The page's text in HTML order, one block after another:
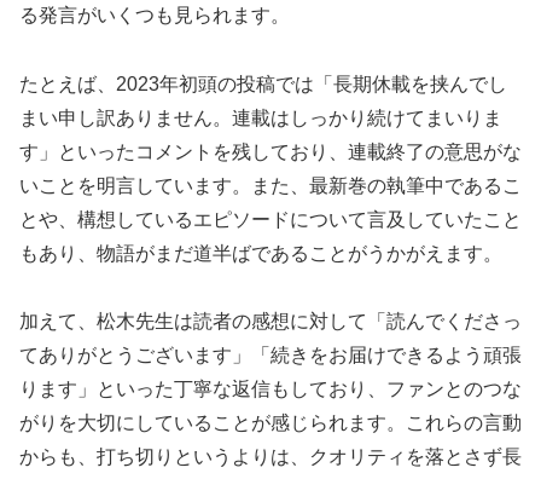
る発言がいくつも見られます。
たとえば、2023年初頭の投稿では「長期休載を挟んでし
まい申し訳ありません。連載はしっかり続けてまいりま
す」といったコメントを残しており、連載終了の意思がな
いことを明言しています。また、最新巻の執筆中であるこ
とや、構想しているエピソードについて言及していたこと
もあり、物語がまだ道半ばであることがうかがえます。
加えて、松木先生は読者の感想に対して「読んでくださっ
てありがとうございます」「続きをお届けできるよう頑張
ります」といった丁寧な返信もしており、ファンとのつな
がりを大切にしていることが感じられます。これらの言動
からも、打ち切りというよりは、クオリティを落とさず長